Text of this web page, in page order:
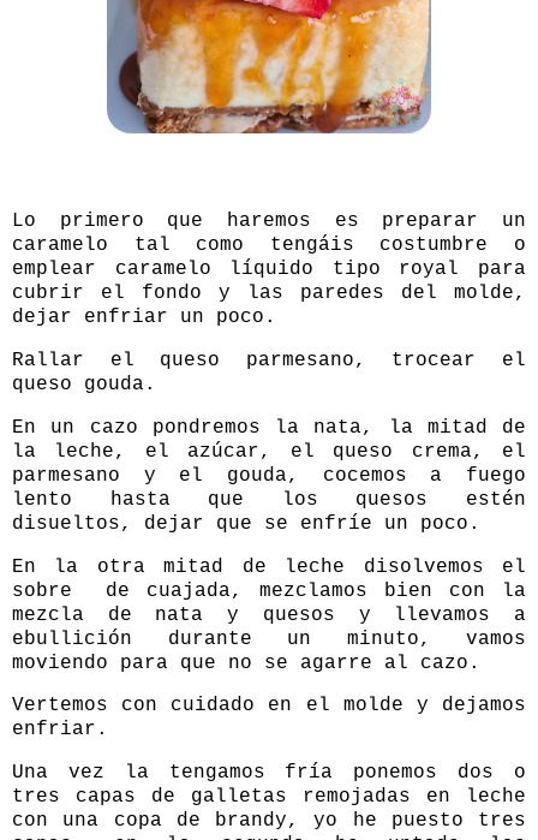
Lo primero que haremos es preparar un
caramelo tal como tengáis costumbre o
emplear caramelo líquido tipo royal para
cubrir el fondo y las paredes del molde,
dejar enfriar un poco.
Rallar el queso parmesano, trocear el
queso gouda.
En un cazo pondremos la nata, la mitad de
la leche, el azúcar, el queso crema, el
parmesano y el gouda, cocemos a fuego
lento hasta que los quesos estén
disueltos, dejar que se enfríe un poco.
En la otra mitad de leche disolvemos el
sobre
de cuajada, mezclamos bien con la
mezcla de nata y quesos y llevamos a
ebullición durante un minuto, vamos
moviendo para que no se agarre al cazo.
Vertemos con cuidado en el molde y dejamos
enfriar.
Una vez la tengamos fría ponemos dos o
tres capas de galletas remojadas en leche
con una copa de brandy, yo he puesto tres